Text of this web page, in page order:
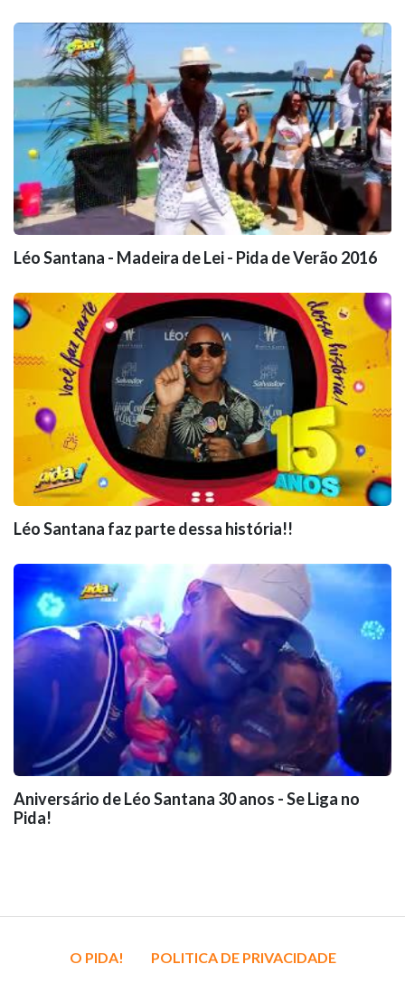
Léo Santana - Madeira de Lei - Pida de Verão 2016
Léo Santana faz parte dessa história!!
Aniversário de Léo Santana 30 anos - Se Liga no
Pida!
O PIDA! POLITICA DE PRIVACIDADE